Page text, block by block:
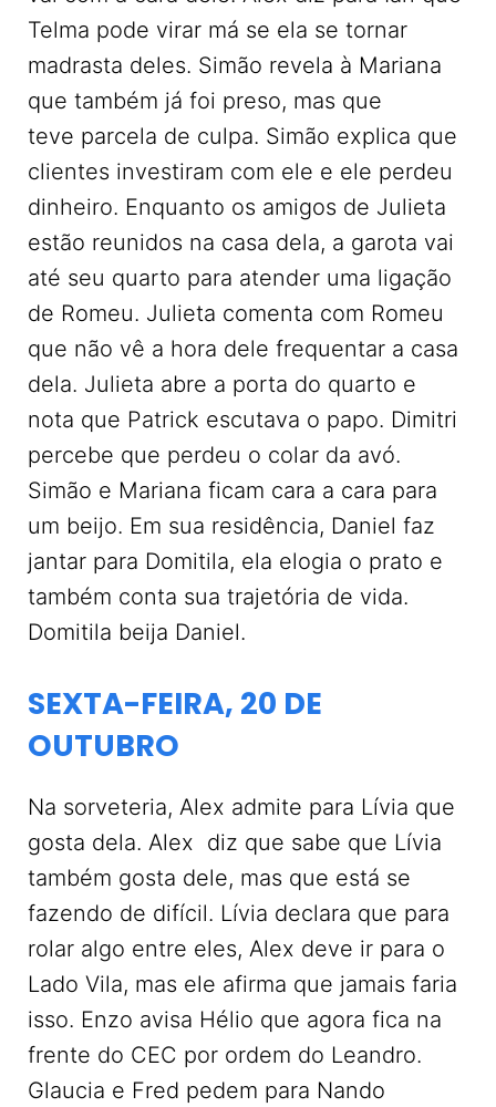
Telma pode virar má se ela se tornar
madrasta deles. Simão revela à Mariana
que também já foi preso, mas que
teve parcela de culpa. Simão explica que
clientes investiram com ele e ele perdeu
dinheiro. Enquanto os amigos de Julieta
estão reunidos na casa dela, a garota vai
até seu quarto para atender uma ligação
de Romeu. Julieta comenta com Romeu
que não vê a hora dele frequentar a casa
dela. Julieta abre a porta do quarto e
nota que Patrick escutava o papo. Dimitri
percebe que perdeu o colar da avó.
Simão e Mariana ficam cara a cara para
um beijo. Em sua residência, Daniel faz
jantar para Domitila, ela elogia o prato e
também conta sua trajetória de vida.
Domitila beija Daniel.
SEXTA-FEIRA, 20 DE
OUTUBRO
Na sorveteria, Alex admite para Lívia que
gosta dela. Alex diz que sabe que Lívia
também gosta dele, mas que está se
fazendo de difícil. Lívia declara que para
rolar algo entre eles, Alex deve ir para o
Lado Vila, mas ele afirma que jamais faria
isso. Enzo avisa Hélio que agora fica na
frente do CEC por ordem do Leandro.
Glaucia e Fred pedem para Nando